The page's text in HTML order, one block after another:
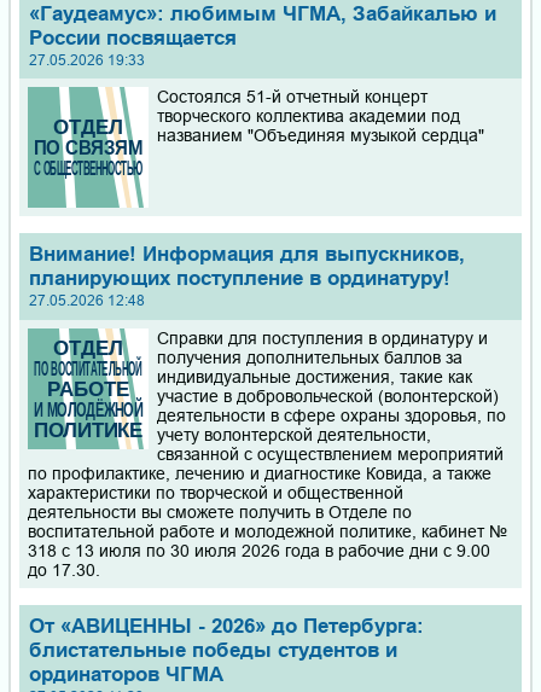
«Гаудеамус»: любимым ЧГМА, Забайкалью и
России посвящается
27.05.2026 19:33
Состоялся 51-й отчетный концерт
творческого коллектива академии под
названием "Объединяя музыкой сердца"
Внимание! Информация для выпускников,
планирующих поступление в ординатуру!
27.05.2026 12:48
Справки для поступления в ординатуру и
получения дополнительных баллов за
индивидуальные достижения, такие как
участие в добровольческой (волонтерской)
деятельности в сфере охраны здоровья, по
учету волонтерской деятельности,
связанной с осуществлением мероприятий
по профилактике, лечению и диагностике Ковида, а также
характеристики по творческой и общественной
деятельности вы сможете получить в Отделе по
воспитательной работе и молодежной политике, кабинет №
318 с 13 июля по 30 июля 2026 года в рабочие дни с 9.00
до 17.30.
От «АВИЦЕННЫ - 2026» до Петербурга:
блистательные победы студентов и
ординаторов ЧГМА